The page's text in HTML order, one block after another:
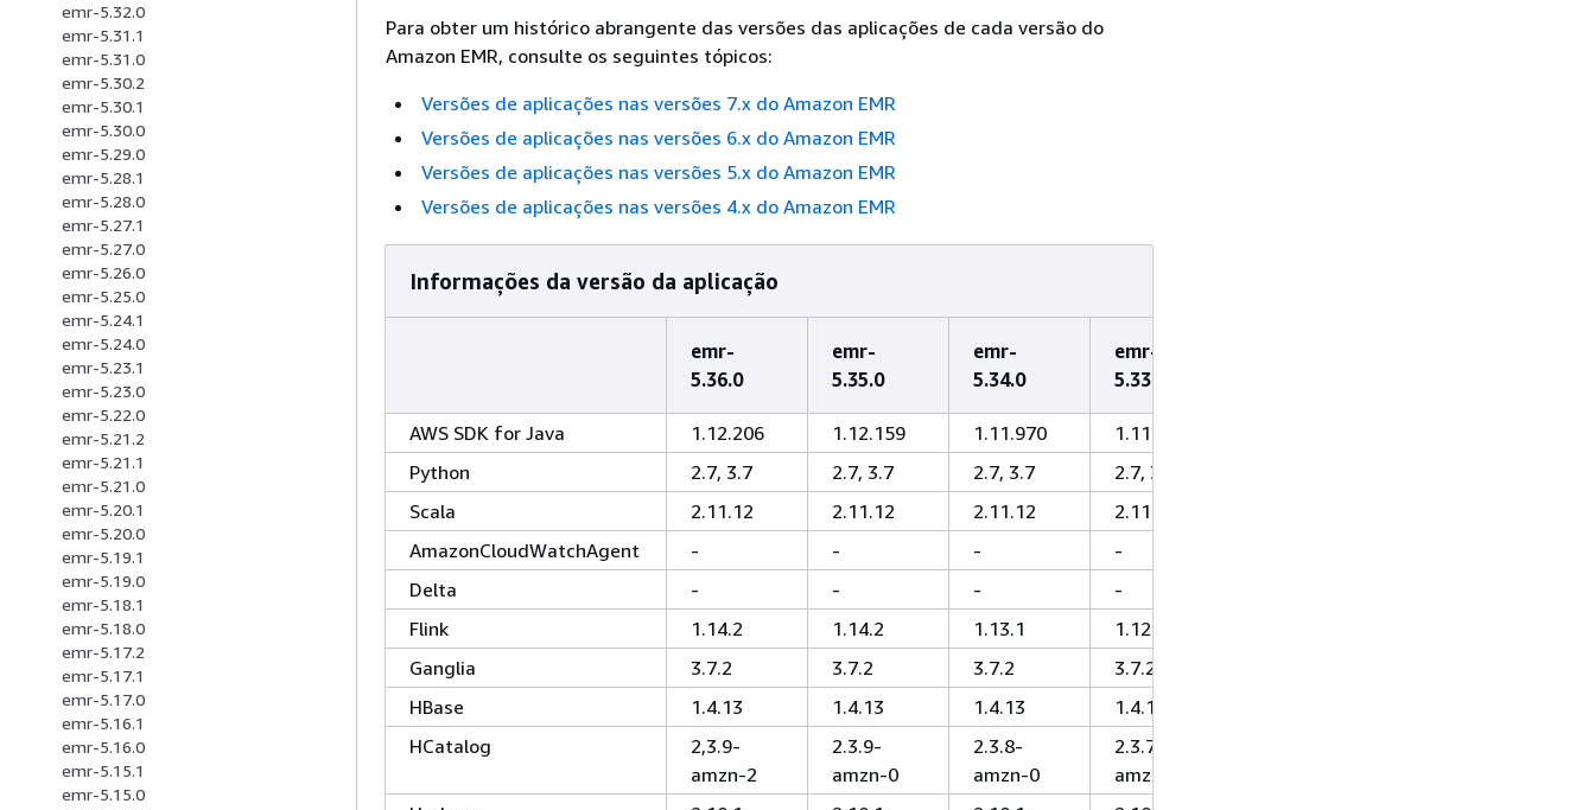
emr-5.32.0
emr-5.31.1
emr-5.31.0
emr-5.30.2
emr-5.30.1
emr-5.30.0
emr-5.29.0
emr-5.28.1
emr-5.28.0
emr-5.27.1
emr-5.27.0
emr-5.26.0
emr-5.25.0
emr-5.24.1
emr-5.24.0
emr-5.23.1
emr-5.23.0
emr-5.22.0
emr-5.21.2
emr-5.21.1
emr-5.21.0
emr-5.20.1
emr-5.20.0
emr-5.19.1
emr-5.19.0
emr-5.18.1
emr-5.18.0
emr-5.17.2
emr-5.17.1
emr-5.17.0
emr-5.16.1
emr-5.16.0
emr-5.15.1
emr-5.15.0
Para obter um histórico abrangente das versões das aplicações de cada versão do
Amazon EMR, consulte os seguintes tópicos:
Versões de aplicações nas versões 7.x do Amazon EMR
Versões de aplicações nas versões 6.x do Amazon EMR
Versões de aplicações nas versões 5.x do Amazon EMR
Versões de aplicações nas versões 4.x do Amazon EMR
Informações da versão da aplicação
emr-
5.36.0
emr-
5.35.0
emr-
5.34.0
emr-
5.33.1
AWS SDK for Java 1.12.206 1.12.159 1.11.970
1.11.970
Python
2.7, 3.7 2.7, 3.7 2.7, 3.7
2.7, 3.7
Scala
2.11.12 2.11.12 2.11.12
2.11.12
AmazonCloudWatchAgent
- - -
-
Delta
- - -
-
Flink
1.14.2 1.14.2 1.13.1
1.12.1
Ganglia
3.7.2 3.7.2 3.7.2
3.7.2
HBase
1.4.13 1.4.13 1.4.13
1.4.13
HCatalog
2,3.9-
amzn-2
2.3.9-
amzn-0
2.3.8-
amzn-0
2.3.7-
amzn-4